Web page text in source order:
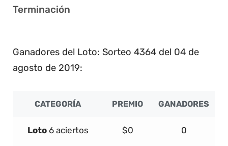
Terminación
Ganadores del Loto: Sorteo 4364 del 04 de
agosto de 2019:
CATEGORÍA PREMIO GANADORES
Loto 6 aciertos $0 0